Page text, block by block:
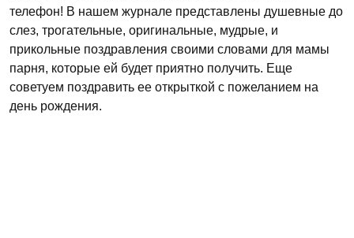
телефон! В нашем журнале представлены душевные до
слез, трогательные, оригинальные, мудрые, и
прикольные поздравления своими словами для мамы
парня, которые ей будет приятно получить. Еще
советуем поздравить ее открыткой с пожеланием на
день рождения.